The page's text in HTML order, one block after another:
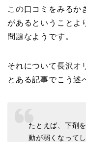
この口コミをみるか
があるということよ
問題なようです。
それについて長沢オ
とある記事でこう述
たとえば、下剤
動が弱くなって